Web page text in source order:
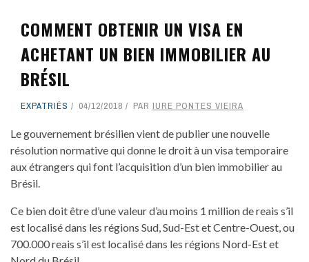
COMMENT OBTENIR UN VISA EN
ACHETANT UN BIEN IMMOBILIER AU
BRÉSIL
EXPATRIÉS 04/12/2018 PAR IURE PONTES VIEIRA
Le gouvernement brésilien vient de publier une nouvelle
résolution normative qui donne le droit à un visa temporaire
aux étrangers qui font l’acquisition d’un bien immobilier au
Brésil.
Ce bien doit être d’une valeur d’au moins 1 million de reais s’il
est localisé dans les régions Sud, Sud-Est et Centre-Ouest, ou
700.000 reais s’il est localisé dans les régions Nord-Est et